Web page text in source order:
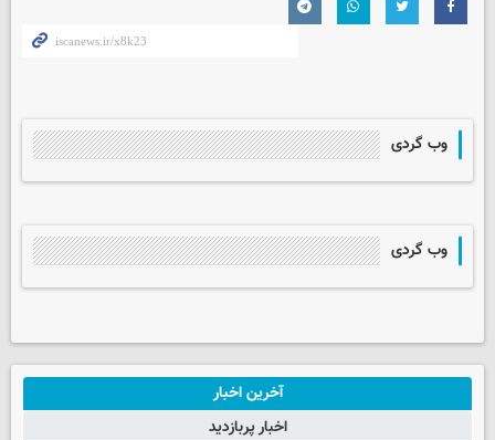
وب گردی
وب گردی
آخرین اخبار
اخبار پربازدید